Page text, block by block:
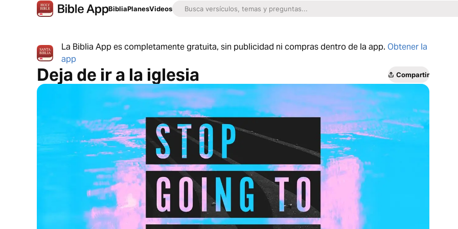
BibliaPlanesVideos
La Biblia App es completamente gratuita, sin publicidad ni compras dentro de la app. Obtener la
app
Deja de ir a la iglesia Compartir